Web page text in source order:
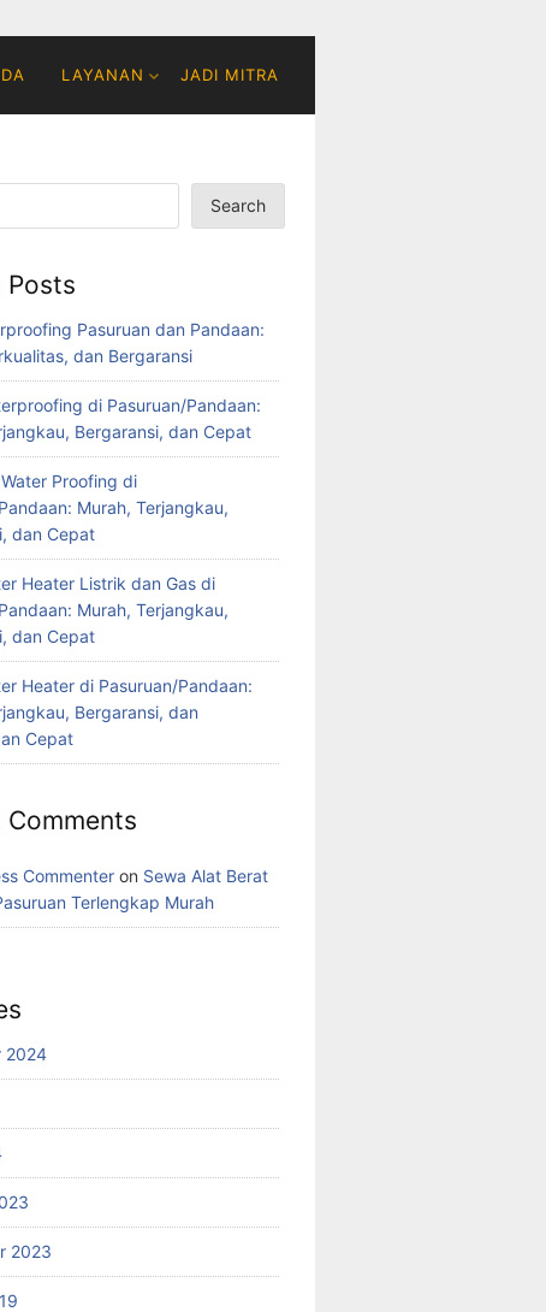
LAYANAN JADI MITRA
Search
Posts
Pasuruan dan Pandaan:
dan Bergaransi
di Pasuruan/Pandaan:
Bergaransi, dan Cepat
Proofing di
Murah, Terjangkau,
dan Cepat
Heater Listrik dan Gas di
Murah, Terjangkau,
dan Cepat
Heater di Pasuruan/Pandaan:
Bergaransi, dan
Cepat
Comments
Commenter on Sewa Alat Berat
Terlengkap Murah
2024
2023